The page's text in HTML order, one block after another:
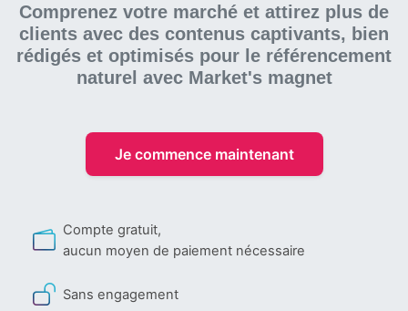
Comprenez votre marché et attirez plus de
clients avec des contenus captivants, bien
rédigés et optimisés pour le référencement
naturel avec Market's magnet
Je commence maintenant
Compte gratuit,
aucun moyen de paiement nécessaire
Sans engagement